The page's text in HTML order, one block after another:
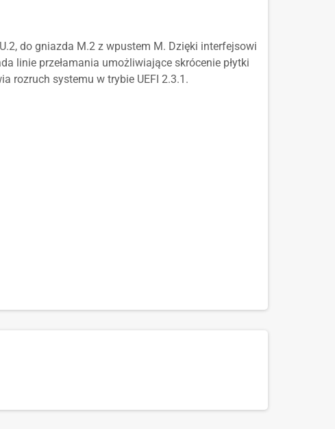
do gniazda M.2 z wpustem M. Dzięki interfejsowi
linie przełamania umożliwiające skrócenie płytki
rozruch systemu w trybie UEFI 2.3.1.